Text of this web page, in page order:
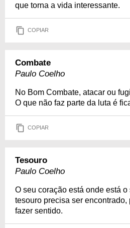
que torna a vida interessante.
COPIAR
Combate
Paulo Coelho
No Bom Combate, atacar ou
O que não faz parte da luta é
COPIAR
Tesouro
Paulo Coelho
O seu coração está onde está
tesouro precisa ser encontrado,
fazer sentido.